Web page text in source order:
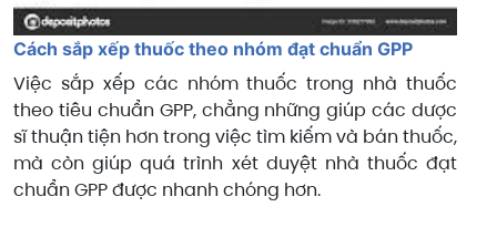
Cách sắp xếp thuốc theo nhóm đạt chuẩn GPP
Việc sắp xếp các nhóm thuốc trong nhà thuốc
theo tiêu chuẩn GPP, chẳng những giúp các dược
sĩ thuận tiện hơn trong việc tìm kiếm và bán thuốc,
mà còn giúp quá trình xét duyệt nhà thuốc đạt
chuẩn GPP được nhanh chóng hơn.